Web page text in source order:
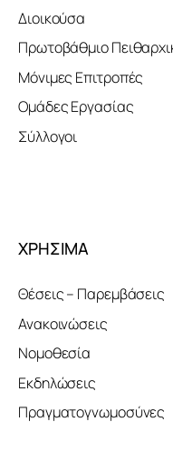
Διοικούσα
Πρωτοβάθμιο
Μόνιμες Επιτροπές
Ομάδες Εργασίας
Σύλλογοι
ΧΡΗΣΙΜΑ
Θέσεις – Παρεμβάσεις
Ανακοινώσεις
Νομοθεσία
Εκδηλώσεις
Πραγματογνωμοσύνες